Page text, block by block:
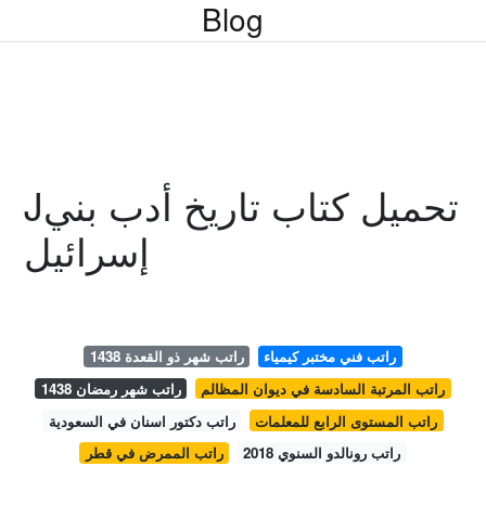
Blog
Jتحميل كتاب تاريخ أدب بني
إسرائيل
راتب شهر ذو القعدة 1438
راتب فني مختبر كيمياء
راتب شهر رمضان 1438
راتب المرتبة السادسة في ديوان المظالم
راتب دكتور اسنان في السعودية
راتب المستوى الرابع للمعلمات
راتب الممرض في قطر
راتب رونالدو السنوي 2018